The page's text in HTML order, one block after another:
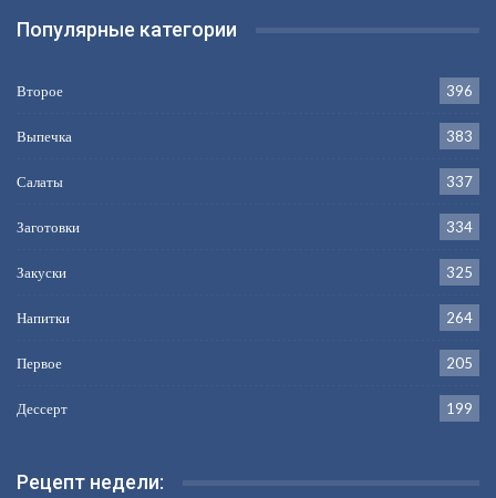
Популярные категории
Второе 396
Выпечка 383
Салаты 337
Заготовки 334
Закуски 325
Напитки 264
Первое 205
Дессерт 199
Рецепт недели: